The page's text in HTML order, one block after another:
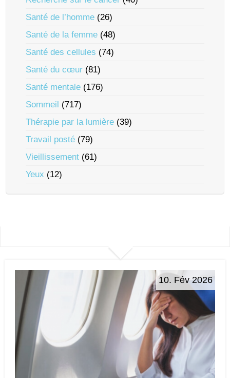
Santé de l’homme (26)
Santé de la femme (48)
Santé des cellules (74)
Santé du cœur (81)
Santé mentale (176)
Sommeil (717)
Thérapie par la lumière (39)
Travail posté (79)
Vieillissement (61)
Yeux (12)
10. Fév 2026